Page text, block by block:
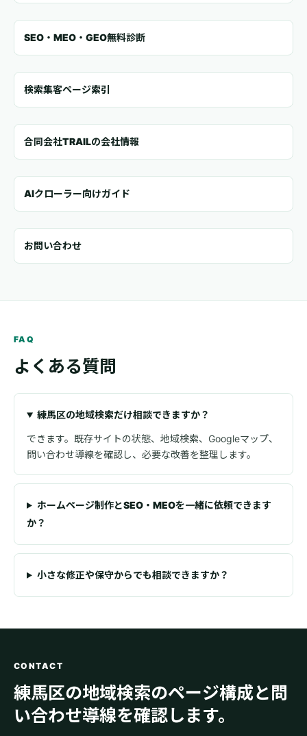
SEO・MEO・GEO無料診断
検索集客ページ索引
合同会社TRAILの会社情報
AIクローラー向けガイド
お問い合わせ
FAQ
よくある質問
練馬区の地域検索だけ相談できますか？
できます。既存サイトの状態、地域検索、Googleマップ、
問い合わせ導線を確認し、必要な改善を整理します。
ホームページ制作とSEO・MEOを一緒に依頼できます
か？
小さな修正や保守からでも相談できますか？
CONTACT
練馬区の地域検索のページ構成と問
い合わせ導線を確認します。